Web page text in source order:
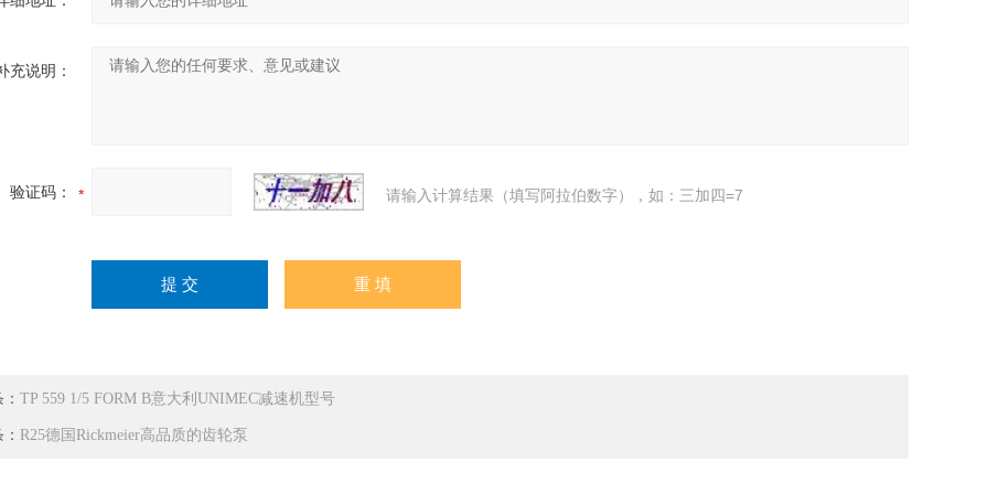
充说明：
验证码： 请输入计算结果（填写阿拉伯数字），如：三加四=7
TP 559 1/5 FORM B意大利UNIMEC减速机型号
R25德国Rickmeier高品质的齿轮泵